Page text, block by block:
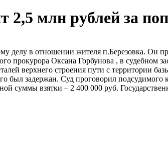
2,5 млн рублей за
делу в отношении жителя п.Березовка. Он
Оксана Горбунова , в судебном
верхнего строения пути с территории
задержан. Суд проговорил подсудимого
суммы взятки – 2 400 000 руб.